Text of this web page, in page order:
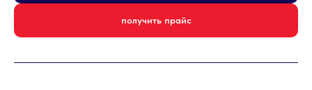
получить прайс